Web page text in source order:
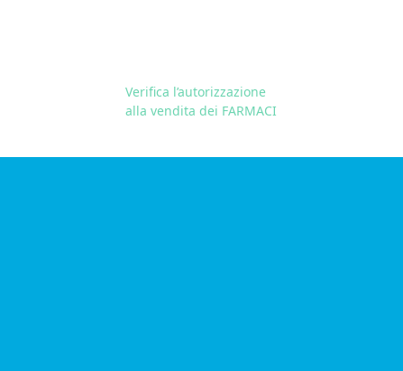
Verifica l’autorizzazione
alla vendita dei FARMACI